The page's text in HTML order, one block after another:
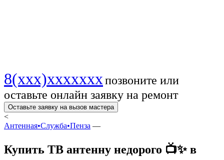
8(xxx)xxxxxxxпозвоните или
оставьте онлайн заявку на ремонт
Оставьте заявку на вызов мастера
<
Антенная•Служба•Пенза —
Купить ТВ антенну недорого 📺✨ в